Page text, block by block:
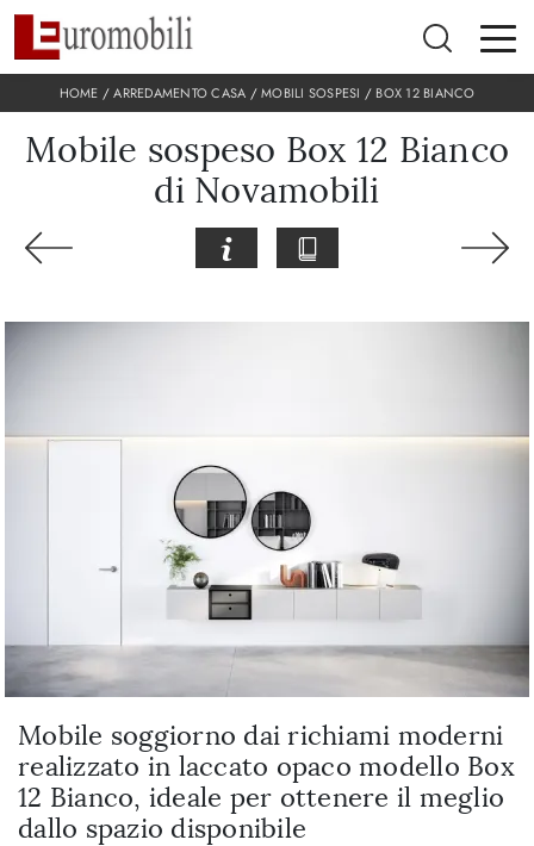
HOME /ARREDAMENTO CASA /MOBILI SOSPESI / BOX 12 BIANCO
Mobile sospeso Box 12 Bianco
di Novamobili
Mobile soggiorno dai richiami moderni
realizzato in laccato opaco modello Box
12 Bianco, ideale per ottenere il meglio
dallo spazio disponibile